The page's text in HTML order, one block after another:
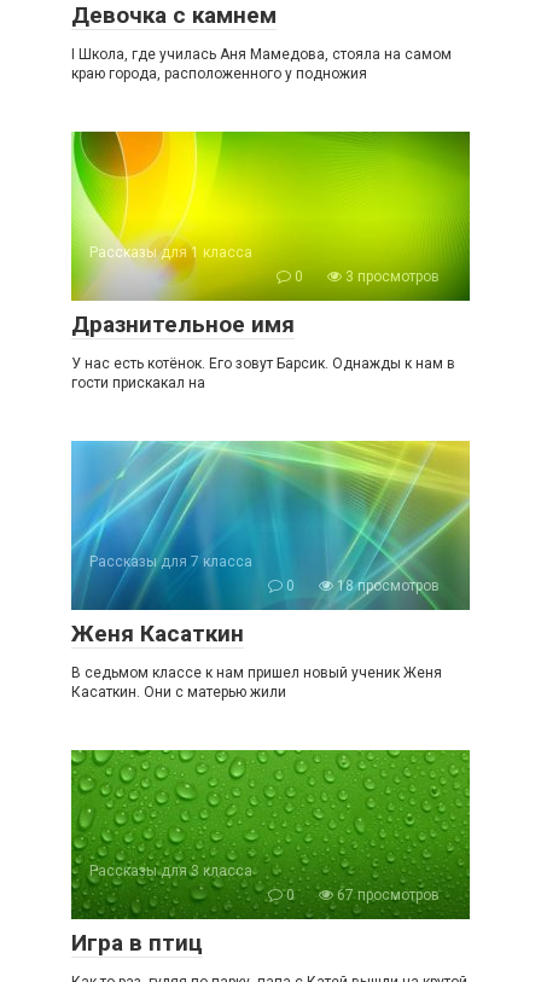
Девочка с камнем
I Школа, где училась Аня Мамедова, стояла на самом
краю города, расположенного у подножия
Рассказы для 1 класса
0
3 просмотров
Дразнительное имя
У нас есть котёнок. Его зовут Барсик. Однажды к нам в
гости прискакал на
Рассказы для 7 класса
0
18 просмотров
Женя Касаткин
В седьмом классе к нам пришел новый ученик Женя
Касаткин. Они с матерью жили
Рассказы для 3 класса
0
67 просмотров
Игра в птиц